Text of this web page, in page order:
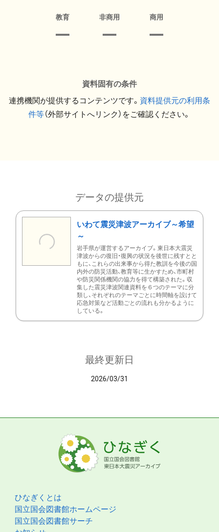
教育 非商用 商用
資料固有の条件
連携機関が提供するコンテンツです。 資料提供元の利用条
件等（外部サイトへリンク）をご確認ください。
データの提供元
いわて震災津波アーカイブ～希望
～
岩手県が運営するアーカイブ。東日本大震災
津波からの復旧・復興の状況を後世に残すとと
もに、これらの出来事から得た教訓を今後の国
内外の防災活動、教育等に生かすため、市町村
や防災関係機関の協力を得て構築された。収
集した震災津波関連資料を６つのテーマに分
類し、それぞれのテーマごとに時間軸を設けて
応急対策など活動ごとの流れも分かるように
している。
最終更新日
2026/03/31
ひなぎくとは
国立国会図書館ホームページ
国立国会図書館サーチ